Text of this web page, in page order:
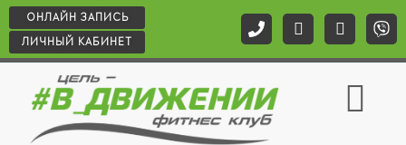
ОНЛАЙН ЗАПИСЬ
ЛИЧНЫЙ КАБИНЕТ